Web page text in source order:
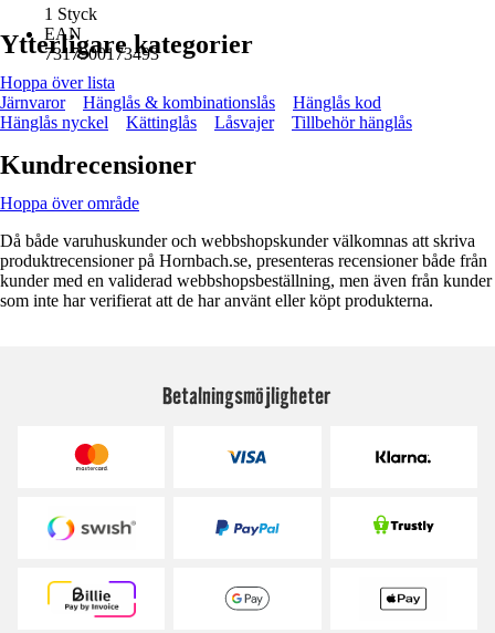
1 Styck
EAN
7317900173493
Ytterligare kategorier
Hoppa över lista
Järnvaror
Hänglås & kombinationslås
Hänglås kod
Hänglås nyckel
Kättinglås Låsvajer Tillbehör hänglås
Kundrecensioner
Hoppa över område
Då både varuhuskunder och webbshopskunder välkomnas att skriva
produktrecensioner på Hornbach.se, presenteras recensioner både från
kunder med en validerad webbshopsbeställning, men även från kunder
som inte har verifierat att de har använt eller köpt produkterna.
Betalningsmöjligheter